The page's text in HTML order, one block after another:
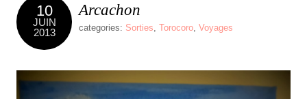
10
JUIN
2013
Arcachon
categories: Sorties, Torocoro, Voyages